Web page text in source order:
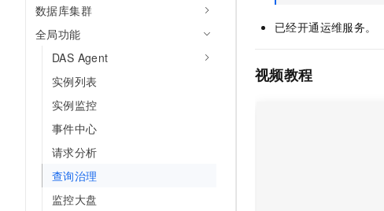
数据库集群
全局功能
DAS Agent
实例列表
实例监控
事件中心
请求分析
查询治理
监控大盘
已经开通运维服务。
视频教程
Happy 系列大模型
企业服务与云通信
域名与网站
终端用户计算
Serverless
开发工具
迁移与运维管理
专有云
AI 开发和 AI 应用解决方案